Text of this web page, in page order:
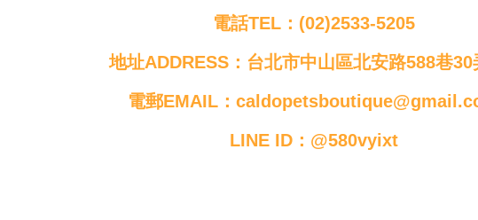
電話TEL：(02)2533-5205
地址ADDRESS：台北市中山區北安路588巷30
電郵EMAIL：
LINE ID：@580vyixt